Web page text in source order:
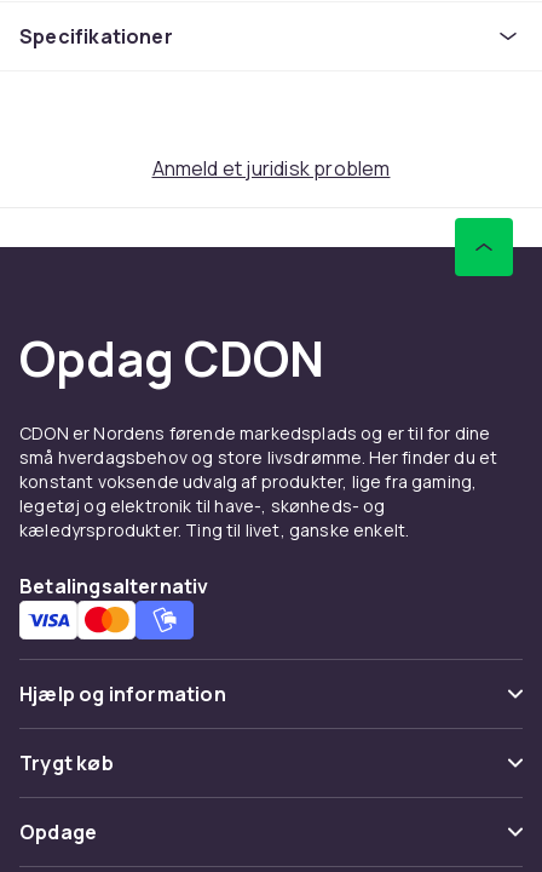
Sort
OLED
Smart-TV
Varenr.
2f506d33-8296-5b1d-a383-854bc95d5bfe
Produktsikkerhedsinformation
Specifikationer
Anmeld et juridisk problem
Opdag CDON
CDON er Nordens førende markedsplads og er til for dine
små hverdagsbehov og store livsdrømme. Her finder du et
konstant voksende udvalg af produkter, lige fra gaming,
legetøj og elektronik til have-, skønheds- og
kæledyrsprodukter. Ting til livet, ganske enkelt.
Betalingsalternativ
Hjælp og information
Ofte stillede spørgsmål
Spor pakke
Fortryd & returner her
Trygt køb
Betaling
Opdage